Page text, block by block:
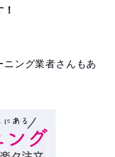
ング業者さんもあ